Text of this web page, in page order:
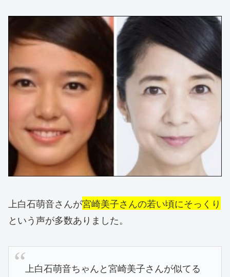
上白石萌音さんが宮崎美子さんの若い頃にそっくり
という声が多数ありました。
上白石萌音ちゃんと宮崎美子さんが似てる